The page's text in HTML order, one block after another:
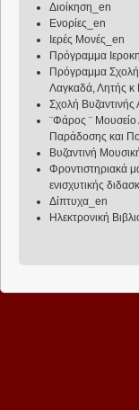
Διοίκηση_en
Ενορίες_en
Ιερές Μονές_en
Πρόγραμμα
Πρόγραμμα
Λαγκαδά, Λητής κ
Σχολή Βυζαντινής
¨Φάρος ¨ Μουσείο
Παράδοσης και
Βυζαντινή
Φροντιστηριακά
ενισχυτικής
Δίπτυχα_en
Ηλεκτρονική